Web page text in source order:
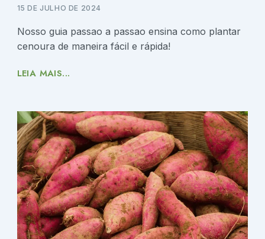
15 DE JULHO DE 2024
Nosso guia passao a passao ensina como plantar
cenoura de maneira fácil e rápida!
LEIA MAIS...